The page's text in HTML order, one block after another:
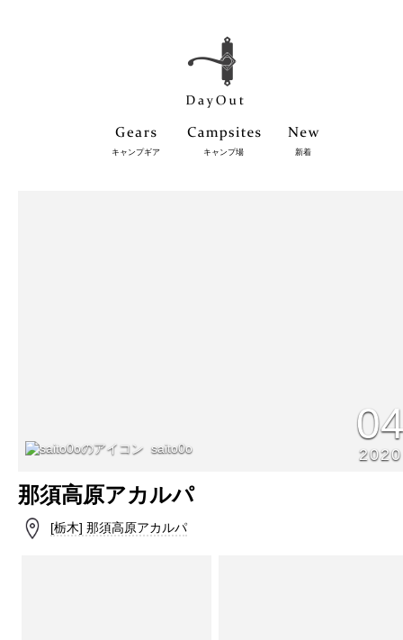
キャンプギア キャンプ場 新着
saito0o 2020
那須高原アカルパ
[栃木] 那須高原アカルパ